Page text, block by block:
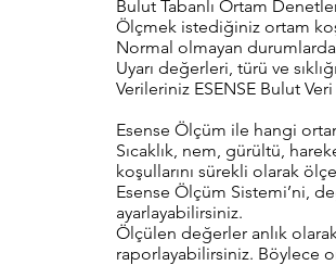
Bulut Tabanlı Ortam
Ölçmek istediğiniz ortam
Normal olmayan
Uyarı değerleri, türü ve
Verileriniz ESENSE Bulut
Esense Ölçüm ile hangi
Sıcaklık, nem, gürültü,
koşullarını sürekli olarak
Esense Ölçüm Sistemi’ni,
ayarlayabilirsiniz.
Ölçülen değerler anlık
raporlayabilirsiniz. Böylece